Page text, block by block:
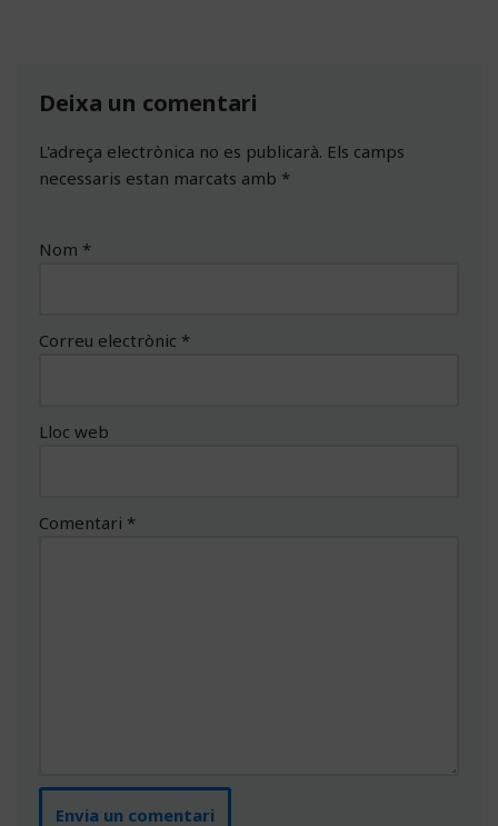
Deixa un comentari
L'adreça electrònica no es publicarà. Els camps
necessaris estan marcats amb *
Nom *
Correu electrònic *
Lloc web
Comentari *